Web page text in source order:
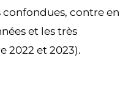
contre en
et les très
2022 et 2023).